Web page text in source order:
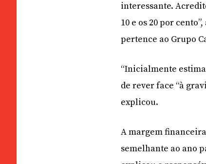
interessante.
10 e os 20 por
pertence ao Grupo
“Inicialmente
de rever face “à
explicou.
A margem
semelhante ao ano